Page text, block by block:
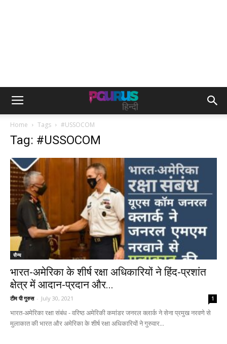
Home Tags #USSOCOM
Tag: #USSOCOM
सैन्य
भारत-अमेरिका के शीर्ष रक्षा अधिकारियों ने हिंद-प्रशांत
क्षेत्र में आदान-प्रदान और...
टीम पी गुरुस - July 30, 2021 1
भारत-अमेरिका रक्षा संबंध - वरिष्ठ अमेरिकी कमांडर जनरल क्लार्क ने सेना प्रमुख नरवणे से
मुलाकात की भारत और अमेरिका के शीर्ष रक्षा अधिकारियों ने गुरुवार...